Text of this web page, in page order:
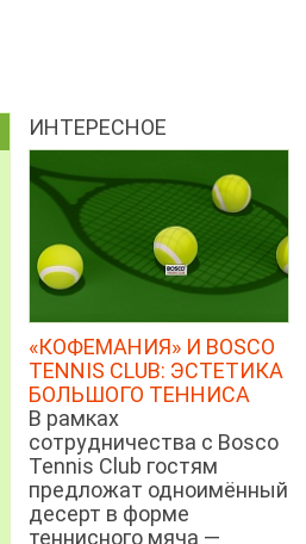
ИНТЕРЕСНОЕ
«КОФЕМАНИЯ» И BOSCO
TENNIS CLUB: ЭСТЕТИКА
БОЛЬШОГО ТЕННИСА
В рамках
сотрудничества с Bosco
Tennis Club гостям
предложат одноимённый
десерт в форме
теннисного мяча —